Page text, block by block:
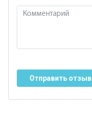
Отправить отзыв